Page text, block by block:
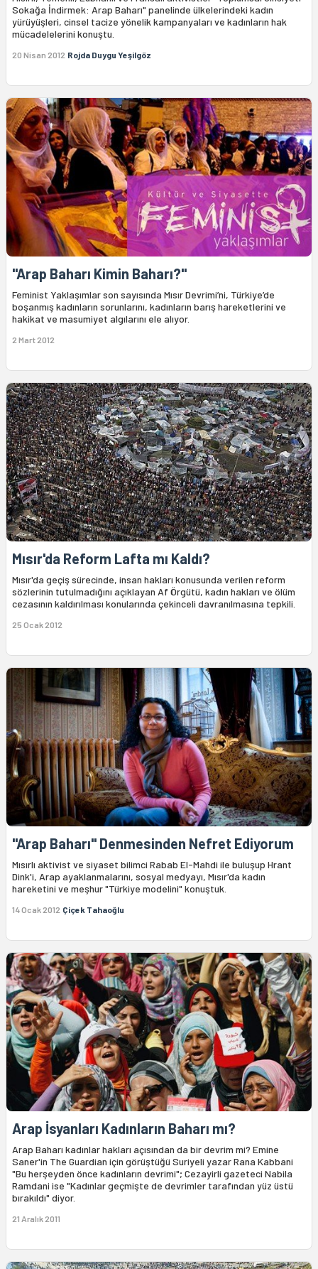
Sokağa İndirmek: Arap Baharı" panelinde ülkelerindeki kadın
yürüyüşleri, cinsel tacize yönelik kampanyaları ve kadınların hak
mücadelelerini konuştu.
20 Nisan 2012 Rojda Duygu Yeşilgöz
''Arap Baharı Kimin Baharı?''
Feminist Yaklaşımlar son sayısında Mısır Devrimi’ni, Türkiye’de
boşanmış kadınların sorunlarını, kadınların barış hareketlerini ve
hakikat ve masumiyet algılarını ele alıyor.
2 Mart 2012
Mısır'da Reform Lafta mı Kaldı?
Mısır'da geçiş sürecinde, insan hakları konusunda verilen reform
sözlerinin tutulmadığını açıklayan Af Örgütü, kadın hakları ve ölüm
cezasının kaldırılması konularında çekinceli davranılmasına tepkili.
25 Ocak 2012
"Arap Baharı" Denmesinden Nefret Ediyorum
Mısırlı aktivist ve siyaset bilimci Rabab El-Mahdi ile buluşup Hrant
Dink'i, Arap ayaklanmalarını, sosyal medyayı, Mısır'da kadın
hareketini ve meşhur "Türkiye modelini" konuştuk.
14 Ocak 2012 Çiçek Tahaoğlu
Arap İsyanları Kadınların Baharı mı?
Arap Baharı kadınlar hakları açısından da bir devrim mi? Emine
Saner'in The Guardian için görüştüğü Suriyeli yazar Rana Kabbani
"Bu herşeyden önce kadınların devrimi"; Cezayirli gazeteci Nabila
Ramdani ise "Kadınlar geçmişte de devrimler tarafından yüz üstü
bırakıldı" diyor.
21 Aralık 2011